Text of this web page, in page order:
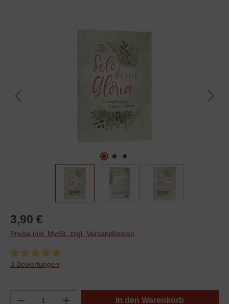
3,90 €
Preise inkl. MwSt. zzgl. Versandkosten
Durchschnittliche Bewertung von 5 von 5 Sternen
3 Bewertungen
In den Warenkorb